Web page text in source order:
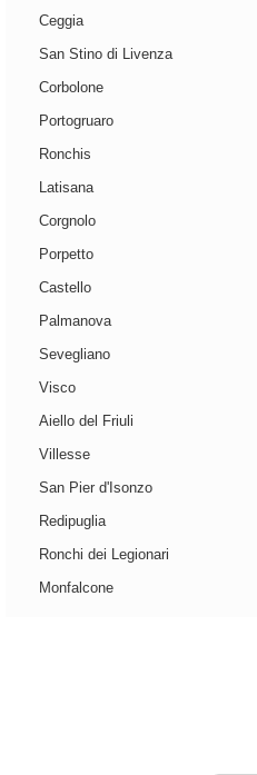
Ceggia
San Stino di Livenza
Corbolone
Portogruaro
Ronchis
Latisana
Corgnolo
Porpetto
Castello
Palmanova
Sevegliano
Visco
Aiello del Friuli
Villesse
San Pier d'Isonzo
Redipuglia
Ronchi dei Legionari
Monfalcone